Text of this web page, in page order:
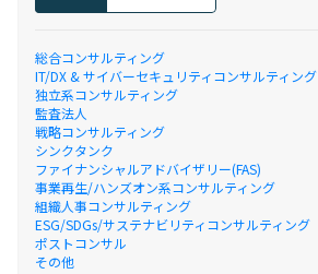
総合コンサルティング
IT/DX & サイバーセキュリティコンサルティング
独立系コンサルティング
監査法人
戦略コンサルティング
シンクタンク
ファイナンシャルアドバイザリー(FAS)
事業再生/ハンズオン系コンサルティング
組織人事コンサルティング
ESG/SDGs/サステナビリティコンサルティング
ポストコンサル
その他